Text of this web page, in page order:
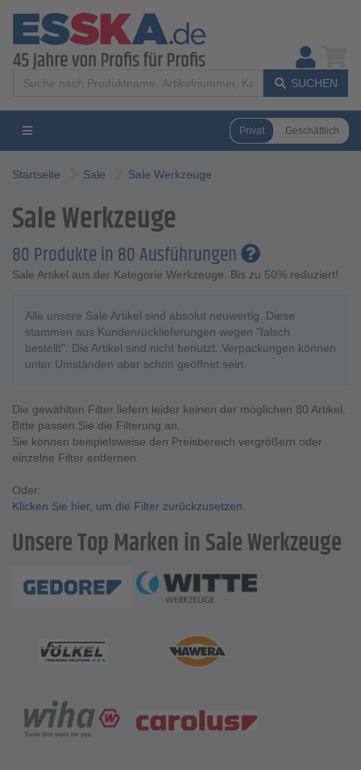
SUCHEN
Privat Geschäftlich
Startseite Sale Sale Werkzeuge
Sale Werkzeuge
80 Produkte in 80 Ausführungen
Sale Artikel aus der Kategorie Werkzeuge. Bis zu 50% reduziert!
Alle unsere Sale Artikel sind absolut neuwertig. Diese
stammen aus Kundenrücklieferungen wegen "falsch
bestellt". Die Artikel sind nicht benutzt. Verpackungen können
unter Umständen aber schon geöffnet sein.
Die gewählten Filter liefern leider keinen der möglichen 80 Artikel.
Bitte passen Sie die Filterung an.
Sie können beispielsweise den Preisbereich vergrößern oder
einzelne Filter entfernen.
Oder:
Klicken Sie hier, um die Filter zurückzusetzen.
Unsere Top Marken in Sale Werkzeuge